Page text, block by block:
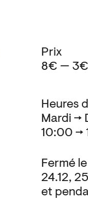
Heures
Mardi →
10:00 →
Fermé le
24.12,
et
Prix
8€ — 3€